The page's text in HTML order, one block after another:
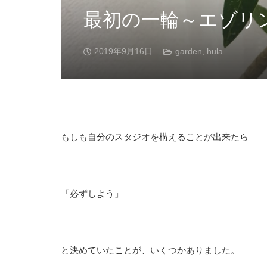
最初の一輪～エゾリ
2019年9月16日 garden hula
もしも自分のスタジオを構えることが出来たら
「必ずしよう」
と決めていたことが、いくつかありました。